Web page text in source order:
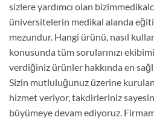
sizlere yardımcı olan
üniversitelerin medikal alanda
mezundur. Hangi ürünü, nasıl
konusunda tüm sorularınızı
verdiğiniz ürünler hakkında en
Sizin mutluluğunuz üzerine
hizmet veriyor, takdirleriniz
büyümeye devam ediyoruz.